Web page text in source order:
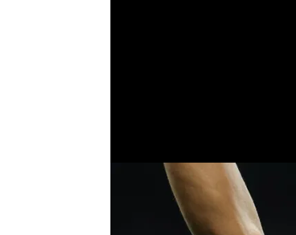
Rodrygo no ha
contrato con el